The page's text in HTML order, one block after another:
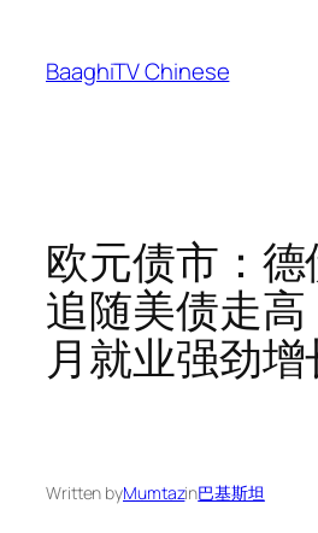
content
BaaghiTV Chinese
欧元债市：
追随美债走
月就业强劲增
Written byMumtazin巴基斯坦